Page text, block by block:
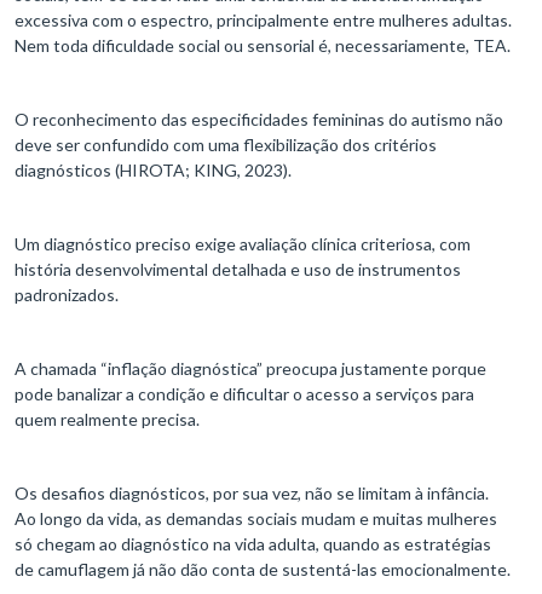
excessiva com o espectro, principalmente entre mulheres adultas.
Nem toda dificuldade social ou sensorial é, necessariamente, TEA.
O reconhecimento das especificidades femininas do autismo não
deve ser confundido com uma flexibilização dos critérios
diagnósticos (HIROTA; KING, 2023).
Um diagnóstico preciso exige avaliação clínica criteriosa, com
história desenvolvimental detalhada e uso de instrumentos
padronizados.
A chamada “inflação diagnóstica” preocupa justamente porque
pode banalizar a condição e dificultar o acesso a serviços para
quem realmente precisa.
Os desafios diagnósticos, por sua vez, não se limitam à infância.
Ao longo da vida, as demandas sociais mudam e muitas mulheres
só chegam ao diagnóstico na vida adulta, quando as estratégias
de camuflagem já não dão conta de sustentá-las emocionalmente.